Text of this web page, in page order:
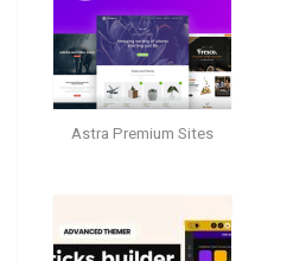
Astra Premium Sites